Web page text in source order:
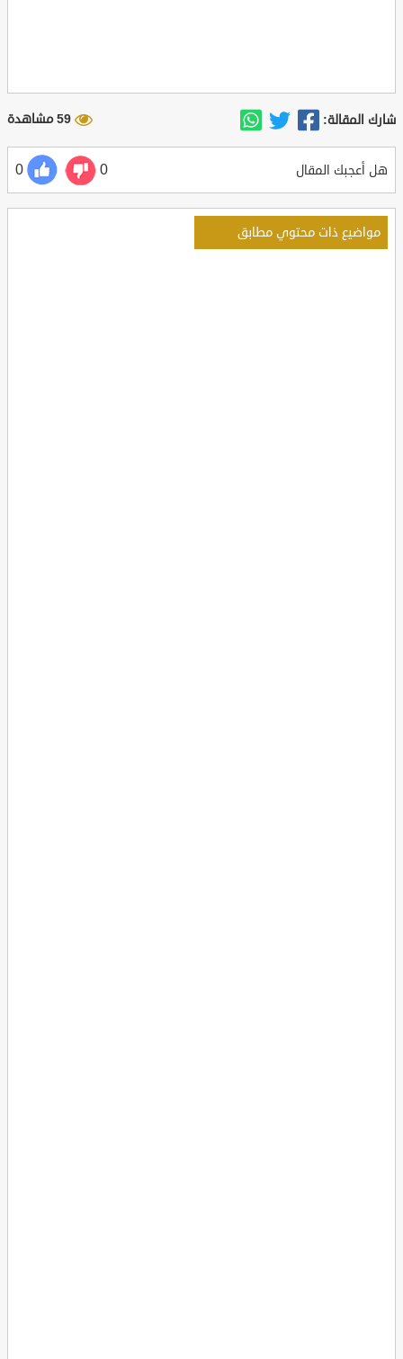
شارك المقالة: 59 مشاهدة
هل أعجبك المقال 0
0
مواضيع ذات محتوي مطابق